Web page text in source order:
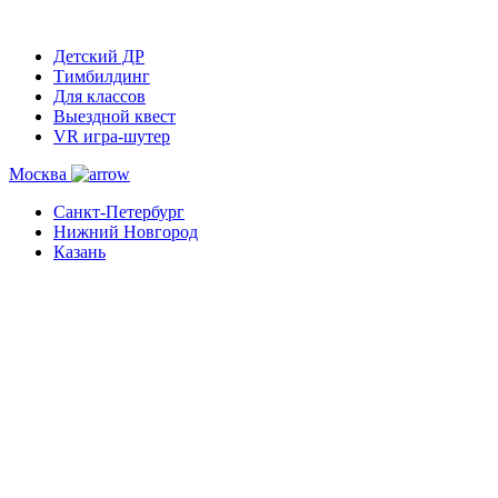
Детский ДР
Тимбилдинг
Для классов
Выездной квест
VR игра-шутер
Москва
Санкт-Петербург
Нижний Новгород
Казань